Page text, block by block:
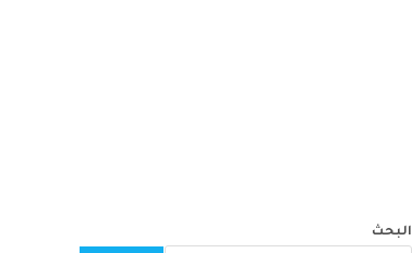
البحث